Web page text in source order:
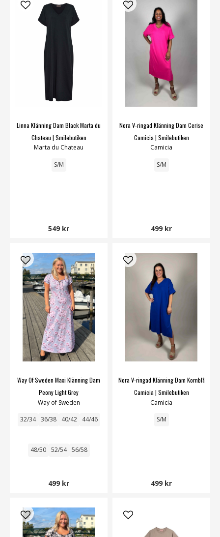
Linna Klänning Dam Black Marta du
Chateau | Smilebutiken
Marta du Chateau
S/M
549 kr
Nora V-ringad Klänning Dam Cerise
Camicia | Smilebutiken
Camicia
S/M
499 kr
Way Of Sweden Maxi Klänning Dam
Peony Light Grey
Way of Sweden
32/34 36/38 40/42 44/46
48/50 52/54 56/58
499 kr
Nora V-ringad Klänning Dam Kornblå
Camicia | Smilebutiken
Camicia
S/M
499 kr